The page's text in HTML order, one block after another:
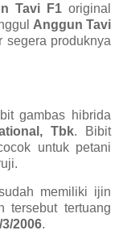
Tavi F1original
Anggun Tavi
segera produknya
gambas hibrida
Tbk. Bibit
untuk petani
memiliki ijin
tersebut tertuang
2006.